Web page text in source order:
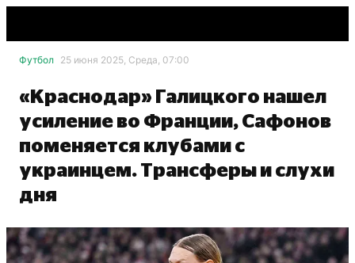
Футбол 25 июня 2025, Среда, 07:00
«Краснодар» Галицкого нашел
усиление во Франции, Сафонов
поменяется клубами с
украинцем. Трансферы и слухи
дня